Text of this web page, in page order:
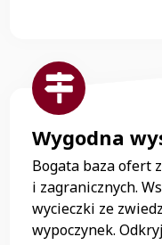
Wygodna
Bogata baza ofert
i zagranicznych.
wycieczki ze
wypoczynek.